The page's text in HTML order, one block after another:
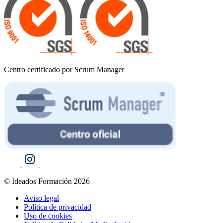
Centro certificado por Scrum Manager
© Ideados Formación 2026
Aviso legal
Política de privacidad
Uso de cookies